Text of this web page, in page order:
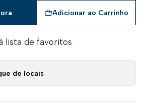
Adicionar ao Carrinho
lista de favoritos
de locais